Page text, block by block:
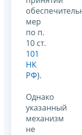
мер
по п.
10 ст.
101
НК
РФ).
Однако
указанный
механизм
не